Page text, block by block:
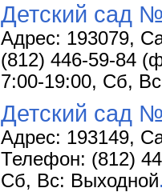
Детский сад
Адрес: 193079,
(812) 446-59-84
7:00-19:00, Сб,
Детский сад
Адрес: 193149,
Телефон: (812)
Сб, Вс: Выходной